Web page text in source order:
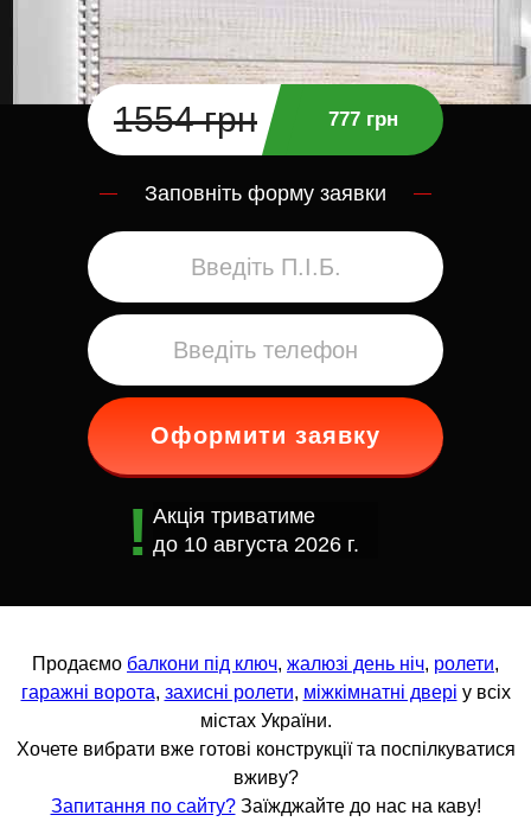
1554 грн 777 грн
Заповніть форму заявки
Оформити заявку
Акція триватиме
до 10 августа 2026 г.
Продаємо балкони під ключ, жалюзі день ніч, ролети,
гаражні ворота, захисні ролети, міжкімнатні двері у всіх
містах України.
Хочете вибрати вже готові конструкції та поспілкуватися
вживу?
Запитання по сайту?Заїжджайте до нас на каву!